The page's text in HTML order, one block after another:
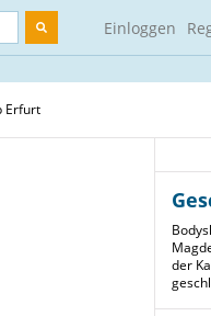
Einloggen
Erfurt
der